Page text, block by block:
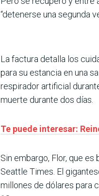
“detenerse una segunda
La factura detalla los
para su estancia en una
respirador artificial
muerte durante dos días.
Te puede interesar:
Sin embargo, Flor, que
Seattle Times. El
millones de dólares para